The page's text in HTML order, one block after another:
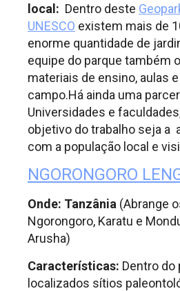
local: Dentro deste
UNESCO existem mais de
enorme quantidade de
equipe do parque também
materiais de ensino, aulas
campo.Há ainda uma
Universidades e
objetivo do trabalho seja a
com a população local e
NGORONGORO
Onde: Tanzânia (Abrange
Ngorongoro, Karatu e
Arusha)
Características: Dentro do
localizados sítios